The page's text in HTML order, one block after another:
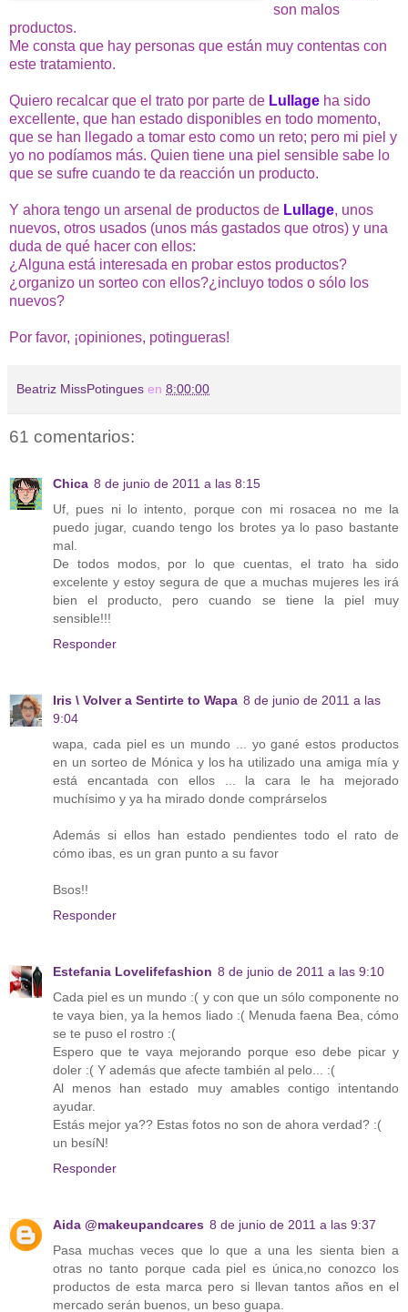
son malos
productos.
Me consta que hay personas que están muy contentas con
este tratamiento.
Quiero recalcar que el trato por parte de Lullage ha sido
excellente, que han estado disponibles en todo momento,
que se han llegado a tomar esto como un reto; pero mi piel y
yo no podíamos más. Quien tiene una piel sensible sabe lo
que se sufre cuando te da reacción un producto.
Y ahora tengo un arsenal de productos de Lullage, unos
nuevos, otros usados (unos más gastados que otros) y una
duda de qué hacer con ellos:
¿Alguna está interesada en probar estos productos?
¿organizo un sorteo con ellos?¿incluyo todos o sólo los
nuevos?
Por favor, ¡opiniones, potingueras!
Beatriz MissPotingues en 8:00:00
61 comentarios:
Chica 8 de junio de 2011 a las 8:15
Uf, pues ni lo intento, porque con mi rosacea no me la
puedo jugar, cuando tengo los brotes ya lo paso bastante
mal.
De todos modos, por lo que cuentas, el trato ha sido
excelente y estoy segura de que a muchas mujeres les irá
bien el producto, pero cuando se tiene la piel muy
sensible!!!
Responder
Iris \ Volver a Sentirte to Wapa 8 de junio de 2011 a las
9:04
wapa, cada piel es un mundo ... yo gané estos productos
en un sorteo de Mónica y los ha utilizado una amiga mía y
está encantada con ellos ... la cara le ha mejorado
muchísimo y ya ha mirado donde comprárselos
Además si ellos han estado pendientes todo el rato de
cómo ibas, es un gran punto a su favor
Bsos!!
Responder
Estefania Lovelifefashion 8 de junio de 2011 a las 9:10
Cada piel es un mundo :( y con que un sólo componente no
te vaya bien, ya la hemos liado :( Menuda faena Bea, cómo
se te puso el rostro :(
Espero que te vaya mejorando porque eso debe picar y
doler :( Y además que afecte también al pelo... :(
Al menos han estado muy amables contigo intentando
ayudar.
Estás mejor ya?? Estas fotos no son de ahora verdad? :(
un besíN!
Responder
Aida @makeupandcares 8 de junio de 2011 a las 9:37
Pasa muchas veces que lo que a una les sienta bien a
otras no tanto porque cada piel es única,no conozco los
productos de esta marca pero si llevan tantos años en el
mercado serán buenos, un beso guapa.